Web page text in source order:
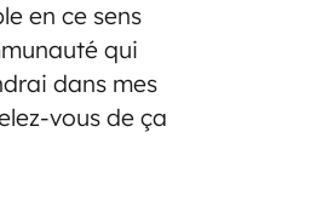
en ce sens
qui
dans mes
vous de ça